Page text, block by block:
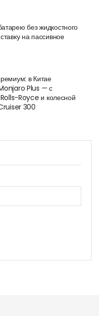
без жидкостного
на пассивное
в Китае
Plus — с
Royce и колесной
300